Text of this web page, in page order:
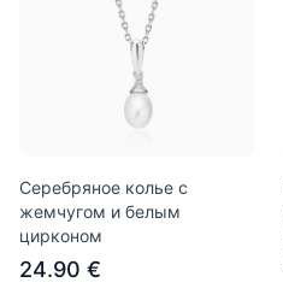
Серебряное колье с
жемчугом и белым
цирконом
24.90 €